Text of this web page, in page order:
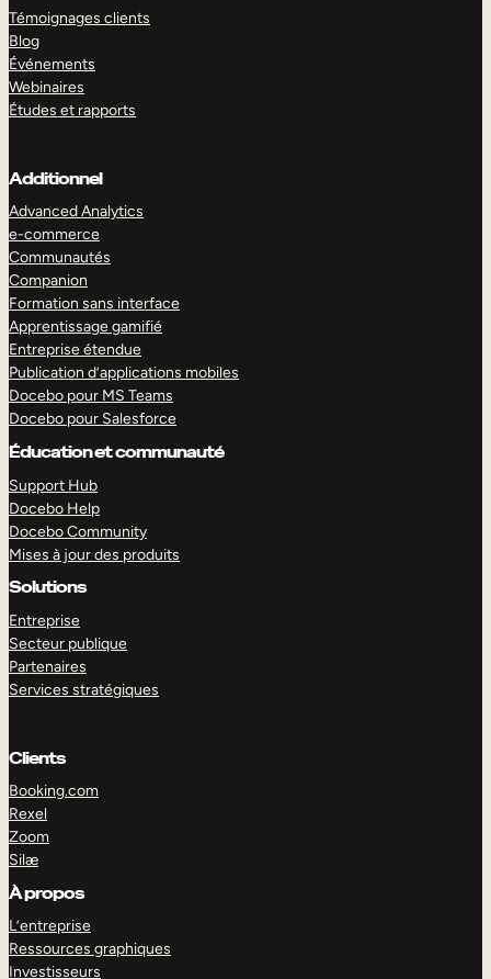
Témoignages clients
Blog
Événements
Webinaires
Études et rapports
Additionnel
Advanced Analytics
e-commerce
Communautés
Companion
Formation sans interface
Apprentissage gamifié
Entreprise étendue
Publication d’applications mobiles
Docebo pour MS Teams
Docebo pour Salesforce
Éducation et communauté
Support Hub
Docebo Help
Docebo Community
Mises à jour des produits
Solutions
Entreprise
Secteur publique
Partenaires
Services stratégiques
Clients
Booking.com
Rexel
Zoom
Silæ
À propos
L’entreprise
Ressources graphiques
Investisseurs